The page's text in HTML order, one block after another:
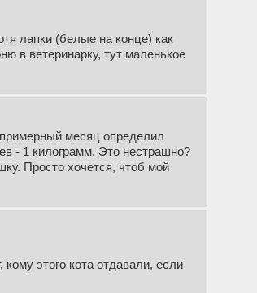
лапки (белые на конце) как
в ветеринарку, тут маленькое
месяц определил
- 1 килограмм. Это нестрашно?
Просто хочется, чтоб мой
этого кота отдавали, если